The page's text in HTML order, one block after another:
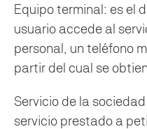
Equipo terminal: es el
usuario accede al
personal, un teléfono
partir del cual se
Servicio de la
servicio prestado a